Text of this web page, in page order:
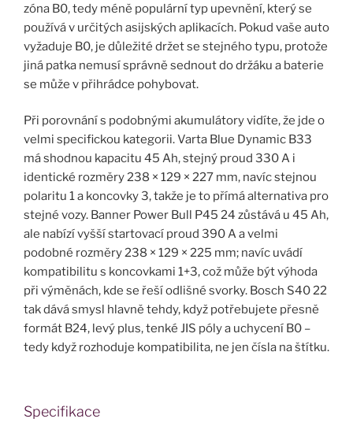
zóna B0, tedy méně populární typ upevnění, který se
používá v určitých asijských aplikacích. Pokud vaše auto
vyžaduje B0, je důležité držet se stejného typu, protože
jiná patka nemusí správně sednout do držáku a baterie
se může v přihrádce pohybovat.
Při porovnání s podobnými akumulátory vidíte, že jde o
velmi specifickou kategorii. Varta Blue Dynamic B33
má shodnou kapacitu 45 Ah, stejný proud 330 A i
identické rozměry 238 × 129 × 227 mm, navíc stejnou
polaritu 1 a koncovky 3, takže je to přímá alternativa pro
stejné vozy. Banner Power Bull P45 24 zůstává u 45 Ah,
ale nabízí vyšší startovací proud 390 A a velmi
podobné rozměry 238 × 129 × 225 mm; navíc uvádí
kompatibilitu s koncovkami 1+3, což může být výhoda
při výměnách, kde se řeší odlišné svorky. Bosch S40 22
tak dává smysl hlavně tehdy, když potřebujete přesně
formát B24, levý plus, tenké JIS póly a uchycení B0 –
tedy když rozhoduje kompatibilita, ne jen čísla na štítku.
Specifikace